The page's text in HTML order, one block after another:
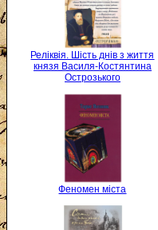
Реліквія. Шість днів з життя
князя Василя-Костянтина
Острозького
Феномен міста